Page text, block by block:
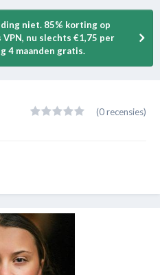
niet. 85% korting op
nu slechts €1,75 per
4 maanden gratis.
(0 recensies)